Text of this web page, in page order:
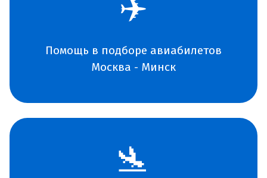
✈️
Помощь в подборе авиабилетов
Москва - Минск
🛬